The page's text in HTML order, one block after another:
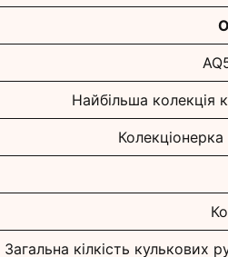
Найбільша колекція
Загальна кілкість кулькових